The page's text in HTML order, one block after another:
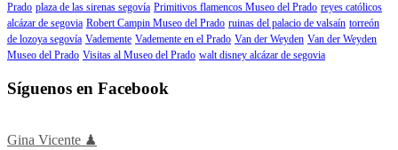
Prado plaza de las sirenas segovía Primitivos flamencos Museo del Prado reyes católicos
alcázar de segovia Robert Campin Museo del Prado ruinas del palacio de valsaín torreón
de lozoya segovía Vademente Vademente en el Prado Van der Weyden Van der Weyden
Museo del Prado Visitas al Museo del Prado walt disney alcázar de segovia
Síguenos en Facebook
Gina Vicente ♟